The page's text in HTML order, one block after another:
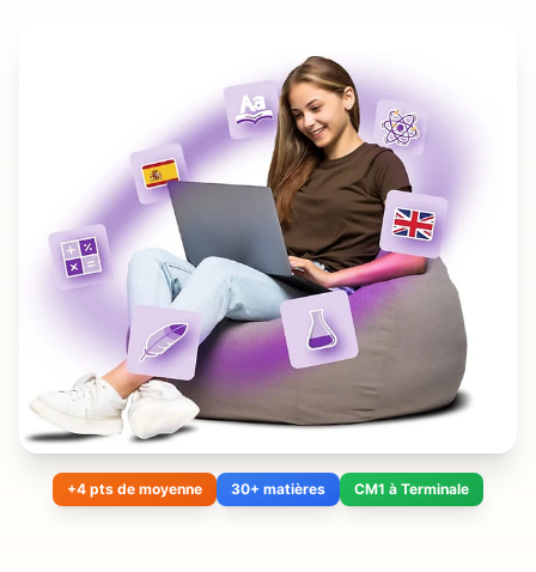
+4 pts de moyenne 30+ matières CM1 à Terminale